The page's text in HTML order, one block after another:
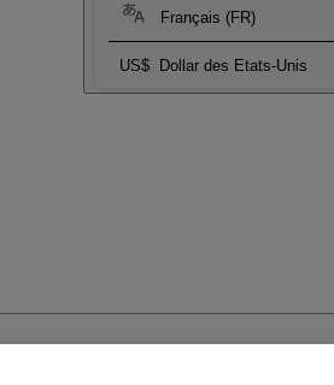
Français (FR)
US$ Dollar des Etats-Unis